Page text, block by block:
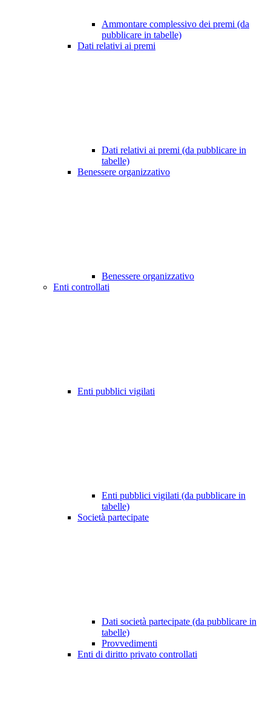
Ammontare complessivo dei premi (da
pubblicare in tabelle)
Dati relativi ai premi
Dati relativi ai premi (da pubblicare in
tabelle)
Benessere organizzativo
Benessere organizzativo
Enti controllati
Enti pubblici vigilati
Enti pubblici vigilati (da pubblicare in
tabelle)
Società partecipate
Dati società partecipate (da pubblicare in
tabelle)
Provvedimenti
Enti di diritto privato controllati